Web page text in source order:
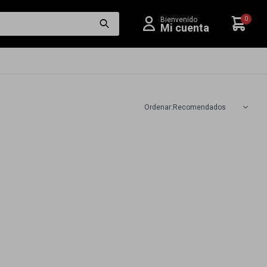
0
Recomendados